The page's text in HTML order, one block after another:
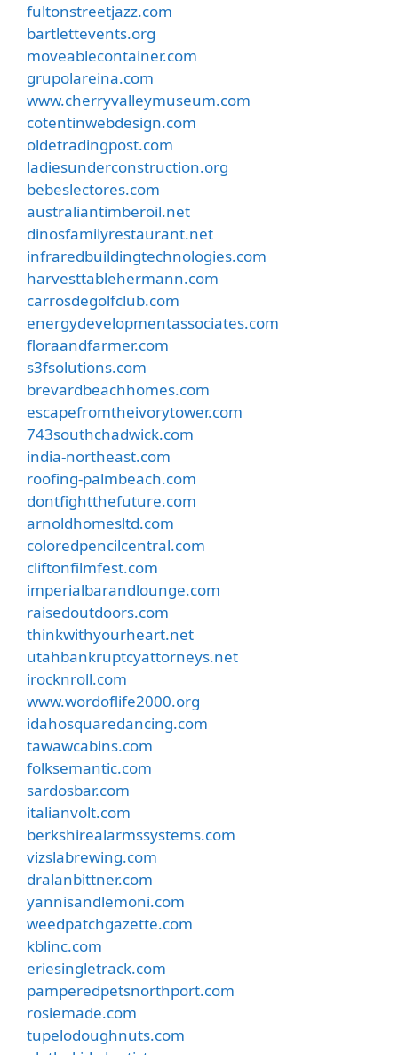
fultonstreetjazz.com
bartlettevents.org
moveablecontainer.com
grupolareina.com
www.cherryvalleymuseum.com
cotentinwebdesign.com
oldetradingpost.com
ladiesunderconstruction.org
bebeslectores.com
australiantimberoil.net
dinosfamilyrestaurant.net
infraredbuildingtechnologies.com
harvesttablehermann.com
carrosdegolfclub.com
energydevelopmentassociates.com
floraandfarmer.com
s3fsolutions.com
brevardbeachhomes.com
escapefromtheivorytower.com
743southchadwick.com
india-northeast.com
roofing-palmbeach.com
dontfightthefuture.com
arnoldhomesltd.com
coloredpencilcentral.com
cliftonfilmfest.com
imperialbarandlounge.com
raisedoutdoors.com
thinkwithyourheart.net
utahbankruptcyattorneys.net
irocknroll.com
www.wordoflife2000.org
idahosquaredancing.com
tawawcabins.com
folksemantic.com
sardosbar.com
italianvolt.com
berkshirealarmssystems.com
vizslabrewing.com
dralanbittner.com
yannisandlemoni.com
weedpatchgazette.com
kblinc.com
eriesingletrack.com
pamperedpetsnorthport.com
rosiemade.com
tupelodoughnuts.com